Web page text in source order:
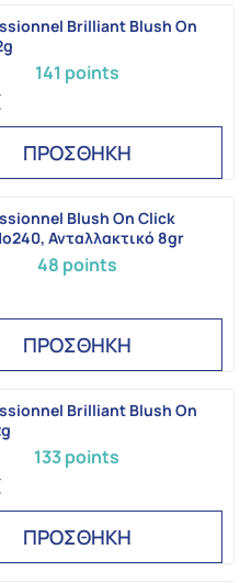
141 points
Brilliant Blush On
ΠΡΟΣΘΗΚΗ
48 points
Blush On Click
Ανταλλακτικό 8gr
ΠΡΟΣΘΗΚΗ
133 points
Brilliant Blush On
ΠΡΟΣΘΗΚΗ